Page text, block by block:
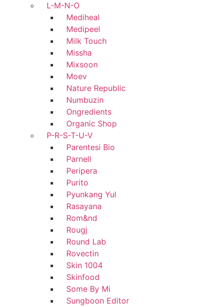
L-M-N-O
Mediheal
Medipeel
Milk Touch
Missha
Mixsoon
Moev
Nature Republic
Numbuzin
Ongredients
Organic Shop
P-R-S-T-U-V
Parentesi Bio
Parnell
Peripera
Purito
Pyunkang Yul
Rasayana
Rom&nd
Rougj
Round Lab
Rovectin
Skin 1004
Skinfood
Some By Mi
Sungboon Editor